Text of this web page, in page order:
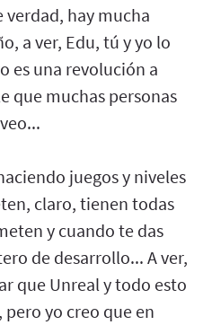
verdad, hay mucha
a ver, Edu, tú y yo lo
es una revolución a
que muchas personas
juegos y niveles
claro, tienen todas
y cuando te das
de desarrollo... A ver,
que Unreal y todo esto
yo creo que en